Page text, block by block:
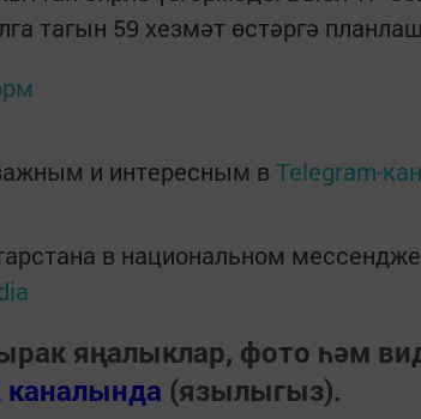
тагын 59 хезмәт өстәргә
и интересным в Telegram-
в национальном
яңалыклар, фото һәм
каналында (язылыгыз).